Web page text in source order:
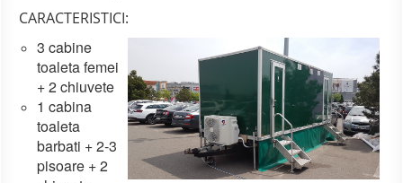
CARACTERISTICI:
3 cabine
toaleta femei
+ 2 chiuvete
1 cabina
toaleta
barbati + 2-3
pisoare + 2